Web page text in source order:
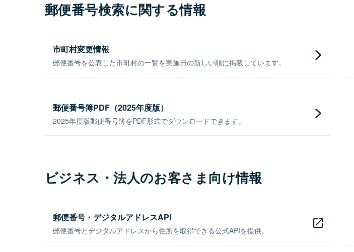
郵便番号検索に関する情報
市町村変更情報
郵便番号を公表した市町村の一覧を実施日の新しい順に掲載しています。
郵便番号簿PDF（2025年度版）
2025年度版郵便番号簿をPDF形式でダウンロードできます。
ビジネス・法人のお客さま向け情報
郵便番号・デジタルアドレスAPI
郵便番号とデジタルアドレスから住所を取得できる公式APIを提供。